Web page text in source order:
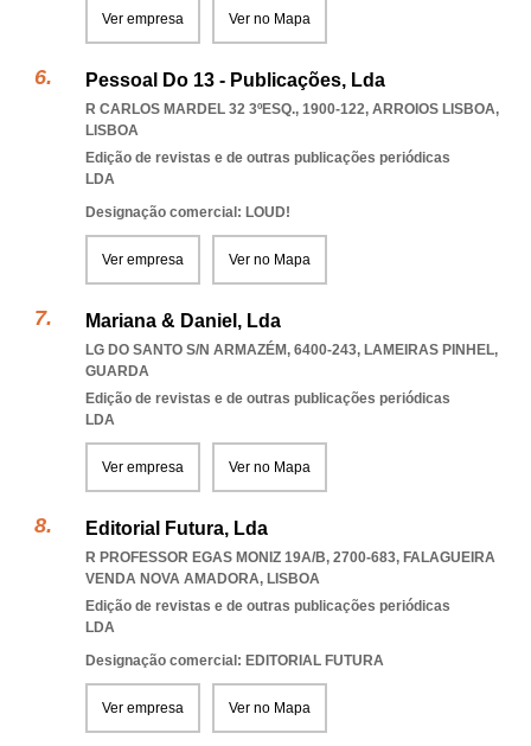
Ver empresa Ver no Mapa
Pessoal Do 13 - Publicações, Lda
R CARLOS MARDEL 32 3ºESQ., 1900-122, ARROIOS LISBOA,
LISBOA
Edição de revistas e de outras publicações periódicas
LDA
Designação comercial: LOUD!
Ver empresa Ver no Mapa
Mariana & Daniel, Lda
LG DO SANTO S/N ARMAZÉM, 6400-243, LAMEIRAS PINHEL,
GUARDA
Edição de revistas e de outras publicações periódicas
LDA
Ver empresa Ver no Mapa
Editorial Futura, Lda
R PROFESSOR EGAS MONIZ 19A/B, 2700-683, FALAGUEIRA
VENDA NOVA AMADORA, LISBOA
Edição de revistas e de outras publicações periódicas
LDA
Designação comercial: EDITORIAL FUTURA
Ver empresa Ver no Mapa